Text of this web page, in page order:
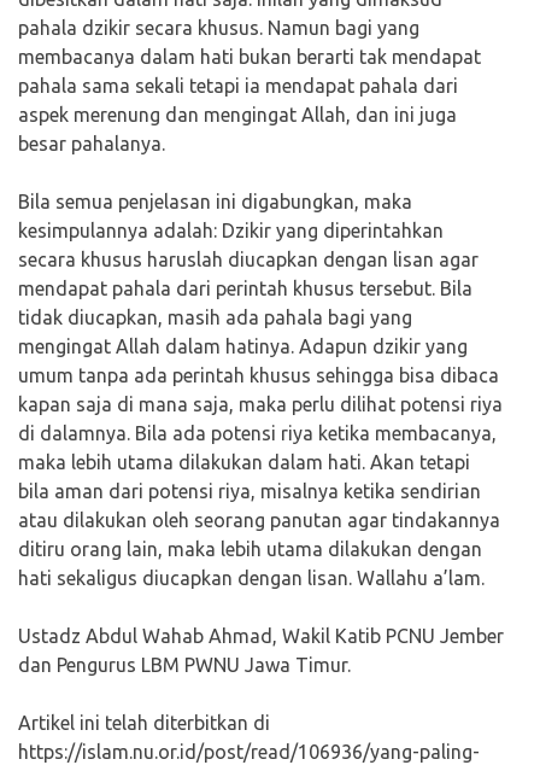
pahala dzikir secara khusus. Namun bagi yang
membacanya dalam hati bukan berarti tak mendapat
pahala sama sekali tetapi ia mendapat pahala dari
aspek merenung dan mengingat Allah, dan ini juga
besar pahalanya.
Bila semua penjelasan ini digabungkan, maka
kesimpulannya adalah: Dzikir yang diperintahkan
secara khusus haruslah diucapkan dengan lisan agar
mendapat pahala dari perintah khusus tersebut. Bila
tidak diucapkan, masih ada pahala bagi yang
mengingat Allah dalam hatinya. Adapun dzikir yang
umum tanpa ada perintah khusus sehingga bisa dibaca
kapan saja di mana saja, maka perlu dilihat potensi riya
di dalamnya. Bila ada potensi riya ketika membacanya,
maka lebih utama dilakukan dalam hati. Akan tetapi
bila aman dari potensi riya, misalnya ketika sendirian
atau dilakukan oleh seorang panutan agar tindakannya
ditiru orang lain, maka lebih utama dilakukan dengan
hati sekaligus diucapkan dengan lisan. Wallahu a’lam.
Ustadz Abdul Wahab Ahmad, Wakil Katib PCNU Jember
dan Pengurus LBM PWNU Jawa Timur.
Artikel ini telah diterbitkan di
https://islam.nu.or.id/post/read/106936/yang-paling-